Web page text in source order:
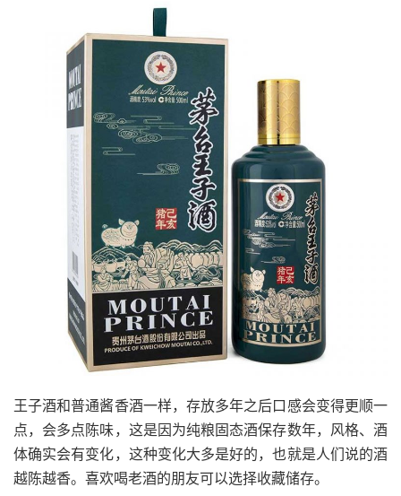
王子酒和普通酱香酒一样，存放多年之后口感会变得更顺一
点，会多点陈味，这是因为纯粮固态酒保存数年，风格、酒
体确实会有变化，这种变化大多是好的，也就是人们说的酒
越陈越香。喜欢喝老酒的朋友可以选择收藏储存。